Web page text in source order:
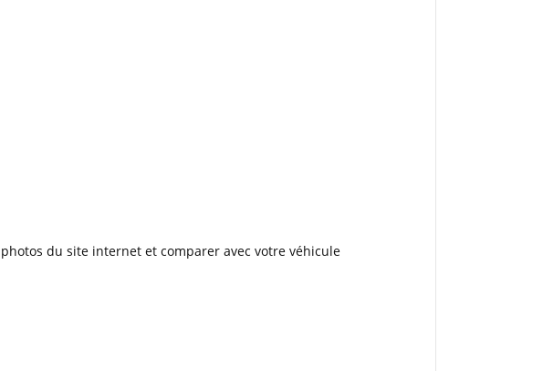
du site internet et comparer avec votre véhicule